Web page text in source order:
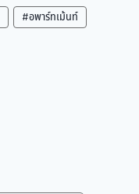
#อพาร์ทเม้นท์